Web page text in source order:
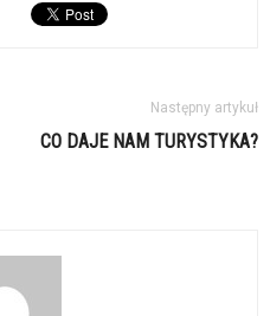
Następny artykuł
CO DAJE NAM TURYSTYKA?